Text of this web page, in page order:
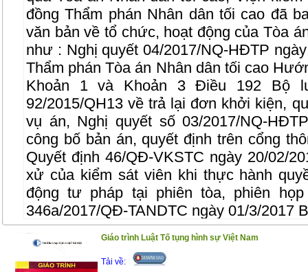
đồng Thẩm phán Nhân dân tối cao đã
văn bản về tổ chức, hoạt động của Tòa
như : Nghị quyết 04/2017/NQ-HĐTP
Thẩm phán Tòa án Nhân dân tối cao
Khoản 1 và Khoản 3 Điều 192 Bộ
92/2015/QH13 về trả lại đơn khởi kiện,
vụ án, Nghị quyết số 03/2017/NQ-
công bố bản án, quyết định trên cổng
Quyết định 46/QĐ-VKSTC ngày 20/02/
xử của kiểm sát viên khi thực hành
động tư pháp tại phiên tòa, phiên
346a/2017/QĐ-TANDTC ngày 01/3/2017
kiểm tra trong tòa án nhân dân…
Để phổ biến những quy định mới liên
Giáo trình Luật Tố tụng hình sự Việt Nam
Tải về: